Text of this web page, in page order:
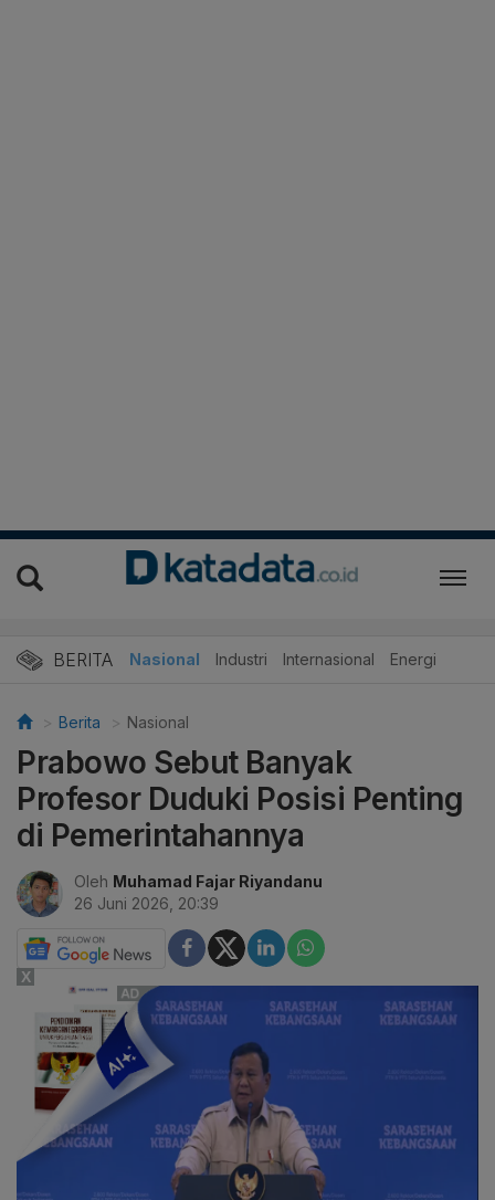
BERITA Nasional Industri Internasional Energi
Berita Nasional
Prabowo Sebut Banyak
Profesor Duduki Posisi Penting
di Pemerintahannya
Oleh Muhamad Fajar Riyandanu
26 Juni 2026, 20:39
X